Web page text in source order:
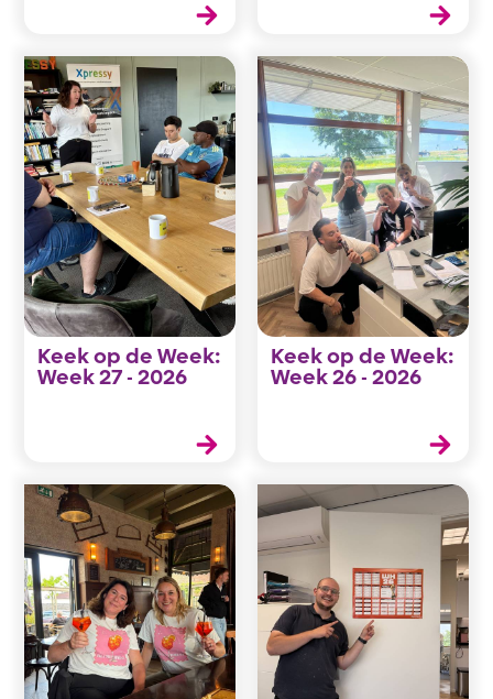
Keek op de Week:
Week 27 - 2026
Keek op de Week:
Week 26 - 2026